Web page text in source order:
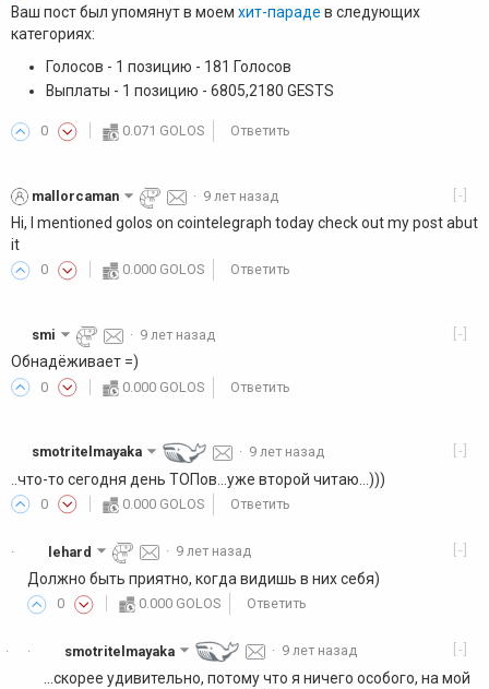
Ваш пост был упомянут в моем хит-параде в следующих
категориях:
Голосов - 1 позицию - 181 Голосов
Выплаты - 1 позицию - 6805,2180 GESTS
0 0.071 GOLOS Ответить
[-]
mallorcaman · 9 лет назад
Hi, I mentioned golos on cointelegraph today check out my post abut
it
0 0.000 GOLOS Ответить
[-]
smi · 9 лет назад
Обнадёживает =)
0 0.000 GOLOS Ответить
[-]
smotritelmayaka · 9 лет назад
..что-то сегодня день ТОПов...уже второй читаю...)))
0 0.000 GOLOS Ответить
· [-]
lehard · 9 лет назад
Должно быть приятно, когда видишь в них себя)
0 0.000 GOLOS Ответить
·
· [-]
smotritelmayaka · 9 лет назад
...скорее удивительно, потому что я ничего особого, на мой